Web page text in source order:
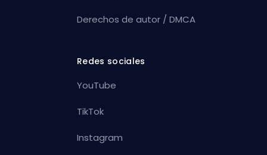
Derechos de autor / DMCA
Redes sociales
YouTube
TikTok
Instagram